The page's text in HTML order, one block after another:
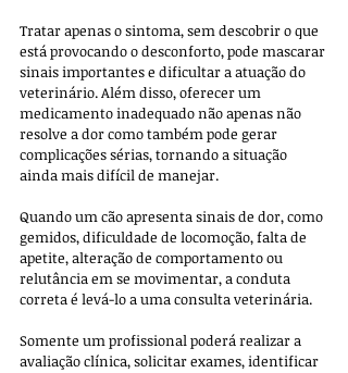
Tratar apenas o sintoma, sem descobrir o que
está provocando o desconforto, pode mascarar
sinais importantes e dificultar a atuação do
veterinário. Além disso, oferecer um
medicamento inadequado não apenas não
resolve a dor como também pode gerar
complicações sérias, tornando a situação
ainda mais difícil de manejar.
Quando um cão apresenta sinais de dor, como
gemidos, dificuldade de locomoção, falta de
apetite, alteração de comportamento ou
relutância em se movimentar, a conduta
correta é levá-lo a uma consulta veterinária.
Somente um profissional poderá realizar a
avaliação clínica, solicitar exames, identificar